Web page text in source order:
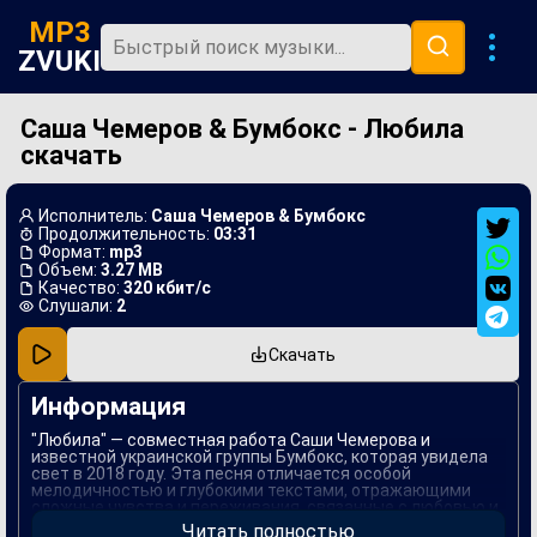
MP3
ZVUKI
Главная
Новинки
Популярная
В машину
Музыка 80х
Ремиксы
Саша Чемеров & Бумбокс - Любила
скачать
Исполнитель: Саша Чемеров & Бумбокс
Продолжительность: 03:31
Формат: mp3
Объем: 3.27 MB
Качество: 320 кбит/с
Слушали: 2
Скачать
Информация
"Любила" — совместная работа Саши Чемерова и
известной украинской группы Бумбокс, которая увидела
свет в 2018 году. Эта песня отличается особой
мелодичностью и глубокими текстами, отражающими
сложные чувства и переживания, связанные с любовью и
расставанием. В ней мастерски переплетаются
Читать полностью